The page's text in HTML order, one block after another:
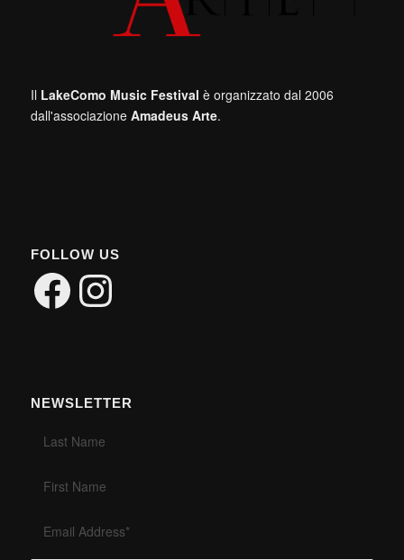
Il LakeComo Music Festival è organizzato dal 2006
dall'associazione Amadeus Arte.
FOLLOW US
FacebookInstagram
NEWSLETTER